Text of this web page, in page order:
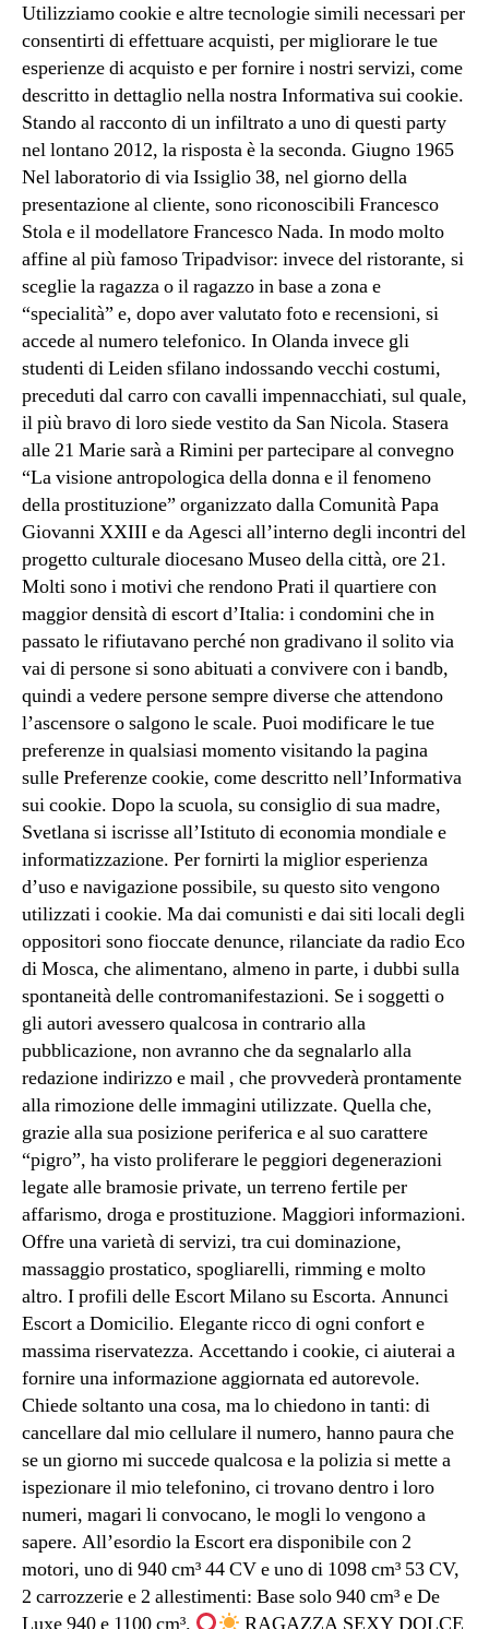
Utilizziamo cookie e altre tecnologie simili necessari per
consentirti di effettuare acquisti, per migliorare le tue
esperienze di acquisto e per fornire i nostri servizi, come
descritto in dettaglio nella nostra Informativa sui cookie.
Stando al racconto di un infiltrato a uno di questi party
nel lontano 2012, la risposta è la seconda. Giugno 1965
Nel laboratorio di via Issiglio 38, nel giorno della
presentazione al cliente, sono riconoscibili Francesco
Stola e il modellatore Francesco Nada. In modo molto
affine al più famoso Tripadvisor: invece del ristorante, si
sceglie la ragazza o il ragazzo in base a zona e
“specialità” e, dopo aver valutato foto e recensioni, si
accede al numero telefonico. In Olanda invece gli
studenti di Leiden sfilano indossando vecchi costumi,
preceduti dal carro con cavalli impennacchiati, sul quale,
il più bravo di loro siede vestito da San Nicola. Stasera
alle 21 Marie sarà a Rimini per partecipare al convegno
“La visione antropologica della donna e il fenomeno
della prostituzione” organizzato dalla Comunità Papa
Giovanni XXIII e da Agesci all’interno degli incontri del
progetto culturale diocesano Museo della città, ore 21.
Molti sono i motivi che rendono Prati il quartiere con
maggior densità di escort d’Italia: i condomini che in
passato le rifiutavano perché non gradivano il solito via
vai di persone si sono abituati a convivere con i bandb,
quindi a vedere persone sempre diverse che attendono
l’ascensore o salgono le scale. Puoi modificare le tue
preferenze in qualsiasi momento visitando la pagina
sulle Preferenze cookie, come descritto nell’Informativa
sui cookie. Dopo la scuola, su consiglio di sua madre,
Svetlana si iscrisse all’Istituto di economia mondiale e
informatizzazione. Per fornirti la miglior esperienza
d’uso e navigazione possibile, su questo sito vengono
utilizzati i cookie. Ma dai comunisti e dai siti locali degli
oppositori sono fioccate denunce, rilanciate da radio Eco
di Mosca, che alimentano, almeno in parte, i dubbi sulla
spontaneità delle contromanifestazioni. Se i soggetti o
gli autori avessero qualcosa in contrario alla
pubblicazione, non avranno che da segnalarlo alla
redazione indirizzo e mail , che provvederà prontamente
alla rimozione delle immagini utilizzate. Quella che,
grazie alla sua posizione periferica e al suo carattere
“pigro”, ha visto proliferare le peggiori degenerazioni
legate alle bramosie private, un terreno fertile per
affarismo, droga e prostituzione. Maggiori informazioni.
Offre una varietà di servizi, tra cui dominazione,
massaggio prostatico, spogliarelli, rimming e molto
altro. I profili delle Escort Milano su Escorta. Annunci
Escort a Domicilio. Elegante ricco di ogni confort e
massima riservatezza. Accettando i cookie, ci aiuterai a
fornire una informazione aggiornata ed autorevole.
Chiede soltanto una cosa, ma lo chiedono in tanti: di
cancellare dal mio cellulare il numero, hanno paura che
se un giorno mi succede qualcosa e la polizia si mette a
ispezionare il mio telefonino, ci trovano dentro i loro
numeri, magari li convocano, le mogli lo vengono a
sapere. All’esordio la Escort era disponibile con 2
motori, uno di 940 cm³ 44 CV e uno di 1098 cm³ 53 CV,
2 carrozzerie e 2 allestimenti: Base solo 940 cm³ e De